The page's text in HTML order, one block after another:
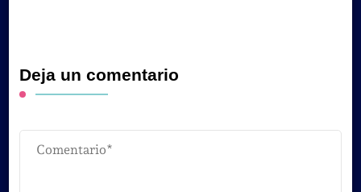
Deja un comentario